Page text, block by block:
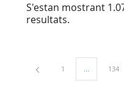
S'estan mostrant
resultats.
Pàgina
1 ...Pàgines134